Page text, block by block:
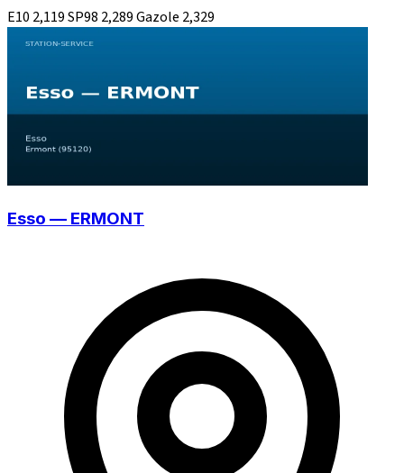
E10 2,119SP98 2,289Gazole 2,329
Esso — ERMONT